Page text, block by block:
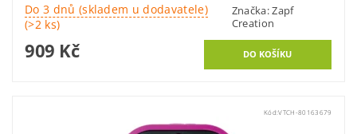
Do 3 dnů (skladem u dodavatele)
(>2 ks)
Značka:Zapf
Creation
909 Kč
Kód:VTCH-80163679